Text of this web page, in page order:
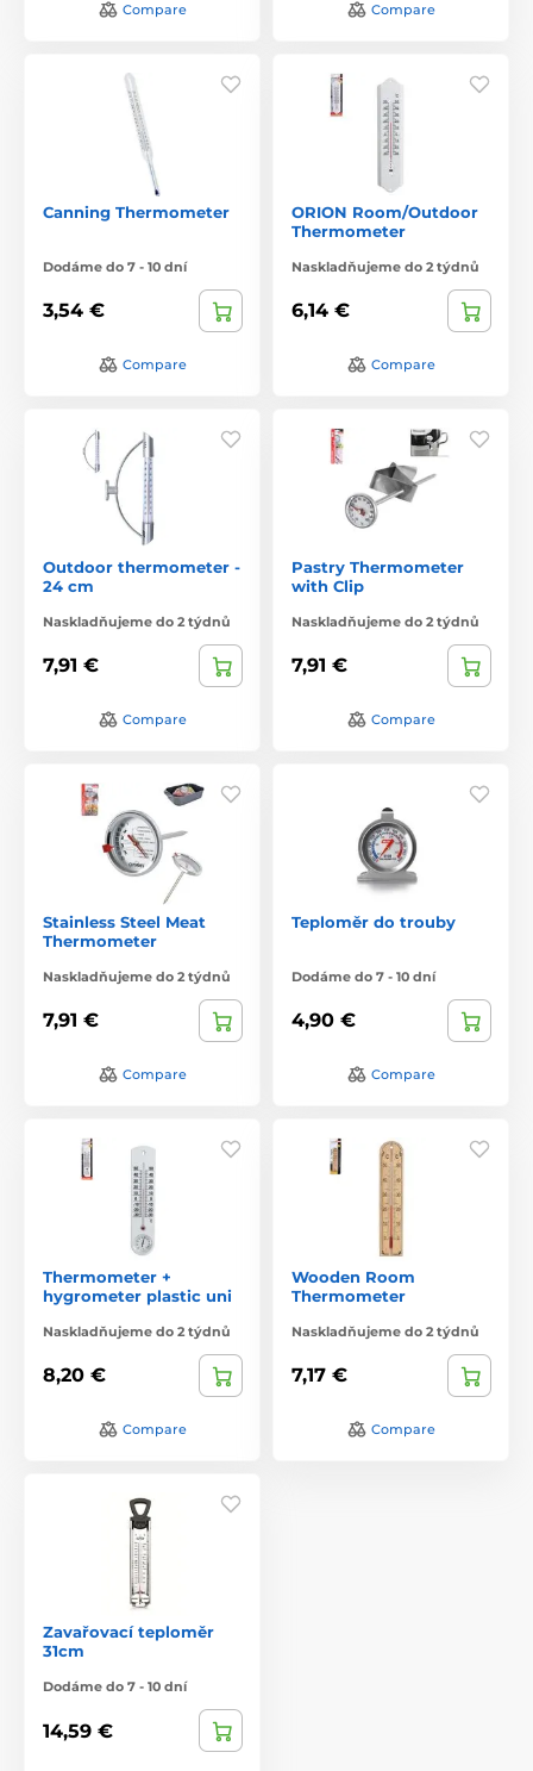
Compare Compare
Canning Thermometer
Dodáme do 7 - 10 dní
3,54 €
Compare
ORION Room/Outdoor
Thermometer
Naskladňujeme do 2 týdnů
6,14 €
Compare
Outdoor thermometer -
24 cm
Naskladňujeme do 2 týdnů
7,91 €
Compare
Pastry Thermometer
with Clip
Naskladňujeme do 2 týdnů
7,91 €
Compare
Stainless Steel Meat
Thermometer
Naskladňujeme do 2 týdnů
7,91 €
Compare
Teploměr do trouby
Dodáme do 7 - 10 dní
4,90 €
Compare
Thermometer +
hygrometer plastic uni
Naskladňujeme do 2 týdnů
8,20 €
Compare
Wooden Room
Thermometer
Naskladňujeme do 2 týdnů
7,17 €
Compare
Zavařovací teploměr
31cm
Dodáme do 7 - 10 dní
14,59 €